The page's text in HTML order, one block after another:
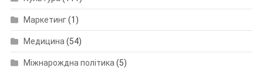
Маркетинг(1)
Медицина (54)
Міжнарождна політика (5)